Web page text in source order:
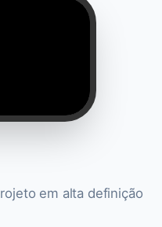
em alta definição